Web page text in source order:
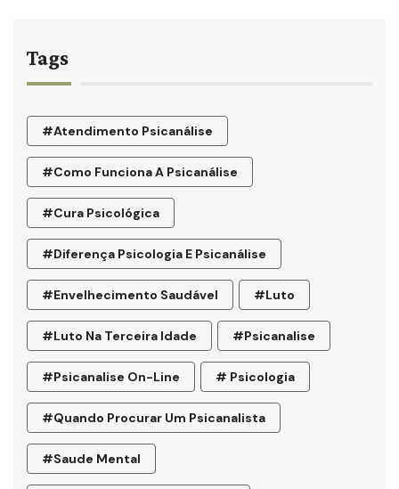
Tags
#atendimento Psicanálise
#como Funciona A Psicanálise
#cura Psicológica
#diferença Psicologia E Psicanálise
#envelhecimento Saudável #luto
#luto Na Terceira Idade #psicanalise
#psicanalise On-Line # Psicologia
#quando Procurar Um Psicanalista
#saude Mental